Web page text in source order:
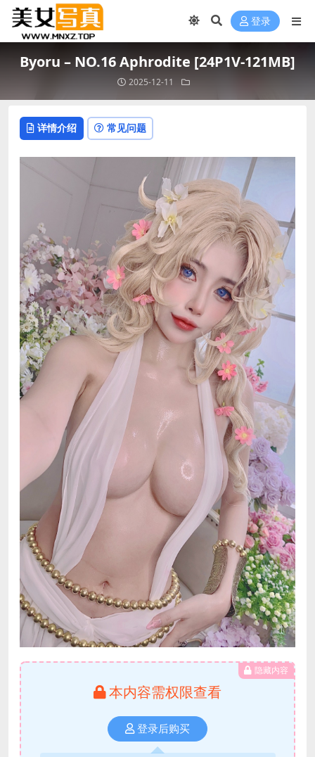
登录
Byoru – NO.16 Aphrodite [24P1V-121MB]
2025-12-11
详情介绍 常见问题
隐藏内容
本内容需权限查看
登录后购买